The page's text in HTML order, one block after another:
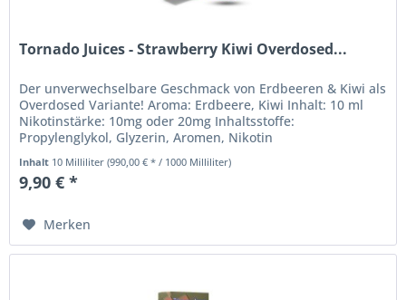
Tornado Juices - Strawberry Kiwi Overdosed...
Der unverwechselbare Geschmack von Erdbeeren & Kiwi als
Overdosed Variante! Aroma: Erdbeere, Kiwi Inhalt: 10 ml
Nikotinstärke: 10mg oder 20mg Inhaltsstoffe:
Propylenglykol, Glyzerin, Aromen, Nikotin
Sicherheitshinweise: Nikotin Liquids...
Inhalt 10 Milliliter(990,00 € * / 1000 Milliliter)
9,90 € *
Merken